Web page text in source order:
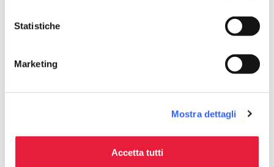
Statistiche
Marketing
Mostra dettagli
Accetta tutti
Bagno VeneziaPontile Lungomare
Europa, 120, 55041 Lido di Camaiore LU
schedule
Dal 30 settembre 2026
email Mail
open_in_new
language Sito Web
https://www.bagnovenezia.it